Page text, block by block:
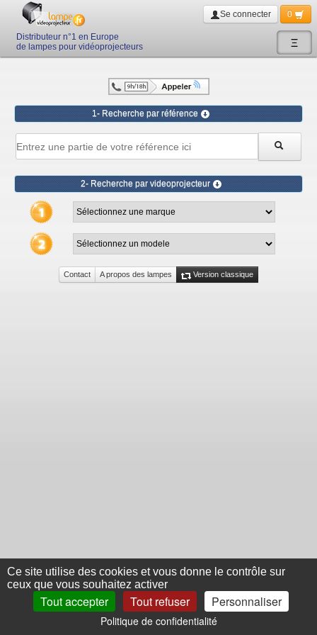
Ξ
Distributeur n°1 en Europe
de lampes pour vidéoprojecteurs
Se connecter 0
1- Recherche par référence
2- Recherche par videoprojecteur
Contact A propos des lampes Version classique
Ce site utilise des cookies et vous donne le contrôle sur
ceux que vous souhaitez activer
Tout accepter Tout refuser Personnaliser
Politique de confidentialité